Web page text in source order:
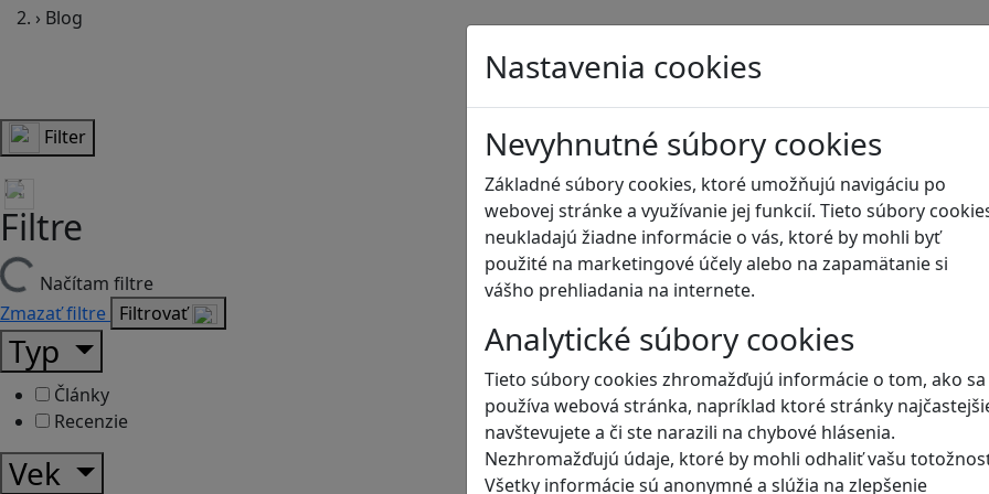
Nastavenia cookies
Nevyhnutné súbory cookies
Základné súbory cookies, ktoré umožňujú navigáciu po
webovej stránke a využívanie jej funkcií. Tieto súbory
neukladajú žiadne informácie o vás, ktoré by mohli byť
použité na marketingové účely alebo na zapamätanie si
vášho prehliadania na internete.
Analytické súbory cookies
Tieto súbory cookies zhromažďujú informácie o tom, ako sa
používa webová stránka, napríklad ktoré stránky
navštevujete a či ste narazili na chybové hlásenia.
Nezhromažďujú údaje, ktoré by mohli odhaliť vašu
Všetky informácie sú anonymné a slúžia na zlepšenie
› Blog
Blog
Filter
Filtre
Načítam filtre
Zmazať filtre Filtrovať
Typ
Články
Recenzie
Vek